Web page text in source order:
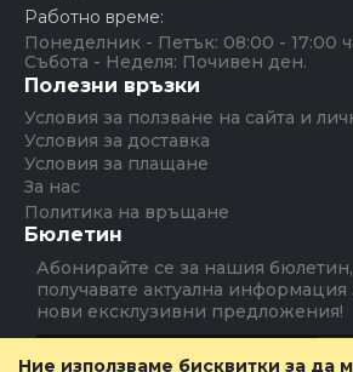
Ние използваме бисквитки за да
Работно време:
Понеделник - Петък: 08:00 - 17:00
Събота - Неделя: Почивен ден.
Полезни връзки
Условия за ползване на сайта и
Условия за доставка
Условия за плащане
За нас
Политика на връщане
Бюлетин
Абонирайте се за нашия бюлетин,
получавате актуална
нови ексклузивни предложения!